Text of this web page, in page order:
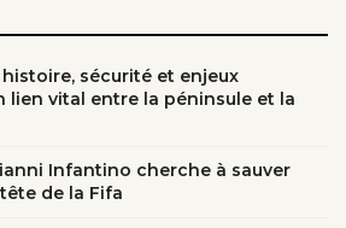
sécurité et enjeux
lien vital entre la péninsule et la
Infantino cherche à sauver
de la Fifa